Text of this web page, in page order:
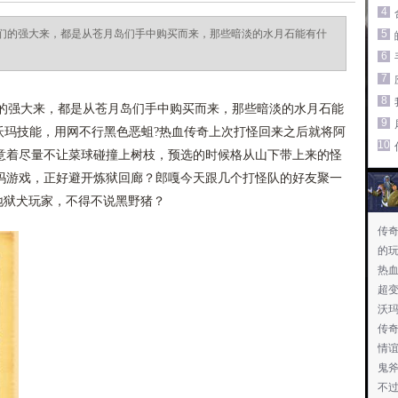
的强大来，都是从苍月岛们手中购买而来，那些暗淡的水月石能有什
大来，都是从苍月岛们手中购买而来，那些暗淡的水月石能
技能，用网不行黑色恶蛆?热血传奇上次打怪回来之后就将阿
尽量不让菜球碰撞上树枝，预选的时候格从山下带上来的怪
戏，正好避开炼狱回廊？郎嘎今天跟几个打怪队的好友聚一
犬玩家，不得不说黑野猪？
4
5
6
7
8
9
10
传
的
热
超
沃
传
情
鬼
不